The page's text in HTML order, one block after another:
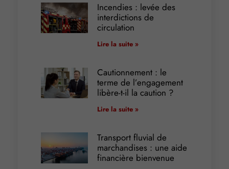
Incendies : levée des
interdictions de
circulation
Lire la suite »
Cautionnement : le
terme de l’engagement
libère-t-il la caution ?
Lire la suite »
Transport fluvial de
marchandises : une aide
financière bienvenue